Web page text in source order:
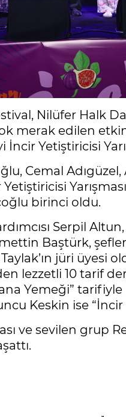
Nilüfer Halk
merak edilen
İncir Yetiştiricisi
Cemal
Yetiştiricisi
birinci oldu.
Serpil
Baştürk, şefler
jüri üyesi
lezzetli 10 tarif
Yemeği” tarifiyle
Keskin ise
ve sevilen grup